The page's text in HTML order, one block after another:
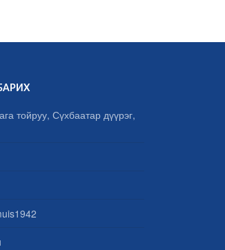
тойруу, Сүхбаатар дүүрэг,